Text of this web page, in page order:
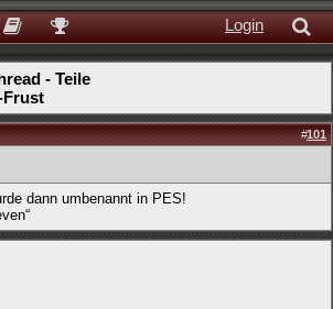
Login
- Teile
Frust
#101
dann umbenannt in PES!